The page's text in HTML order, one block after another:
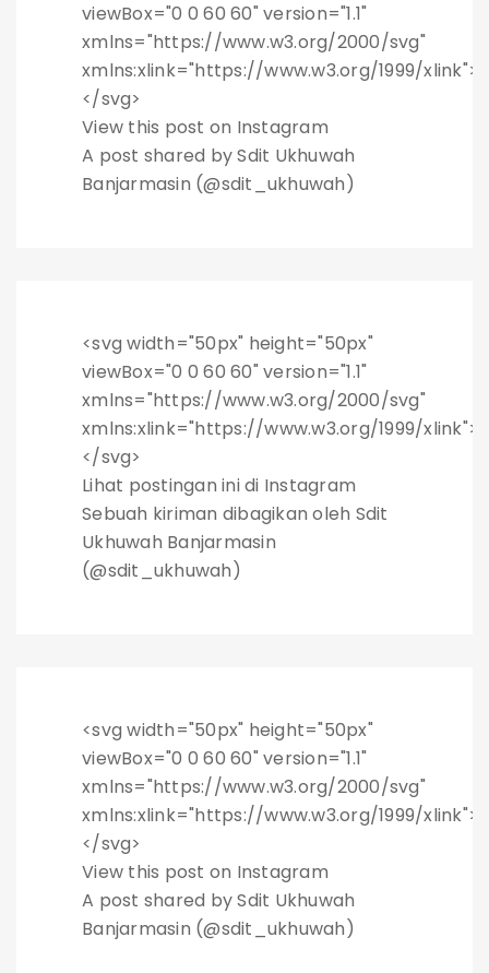
viewBox="0 0 60 60" version="1.1"
xmlns="https://www.w3.org/2000/svg"
xmlns:xlink="https://www.w3.org/1999/xlink">
</svg>
View this post on Instagram
A post shared by Sdit Ukhuwah
Banjarmasin (@sdit_ukhuwah)
<svg width="50px" height="50px"
viewBox="0 0 60 60" version="1.1"
xmlns="https://www.w3.org/2000/svg"
xmlns:xlink="https://www.w3.org/1999/xlink">
</svg>
Lihat postingan ini di Instagram
Sebuah kiriman dibagikan oleh Sdit
Ukhuwah Banjarmasin
(@sdit_ukhuwah)
<svg width="50px" height="50px"
viewBox="0 0 60 60" version="1.1"
xmlns="https://www.w3.org/2000/svg"
xmlns:xlink="https://www.w3.org/1999/xlink">
</svg>
View this post on Instagram
A post shared by Sdit Ukhuwah
Banjarmasin (@sdit_ukhuwah)